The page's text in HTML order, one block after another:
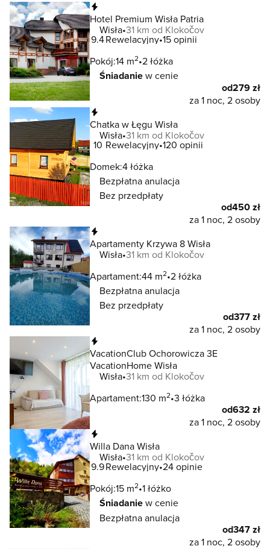
Hotel Premium Wisła Patria
Wisła 31 km od Klokočov
9.4Rewelacyjny 15 opinii
Pokój:14 m2 2 łóżka
Śniadaniew cenie
od279 zł
za 1 noc, 2 osoby
Chatka w Łęgu Wisła
Wisła 31 km od Klokočov
10 Rewelacyjny 120 opinii
Domek:4 łóżka
Bezpłatna anulacja
Bez przedpłaty
od450 zł
za 1 noc, 2 osoby
Apartamenty Krzywa 8 Wisła
Wisła 31 km od Klokočov
Apartament:44 m2 2 łóżka
Bezpłatna anulacja
Bez przedpłaty
od377 zł
za 1 noc, 2 osoby
VacationClub Ochorowicza 3E
VacationHome Wisła
Wisła 31 km od Klokočov
Apartament:130 m2 3 łóżka
od632 zł
za 1 noc, 2 osoby
Willa Dana Wisła
Wisła 31 km od Klokočov
9.9Rewelacyjny 24 opinie
Pokój:15 m2 1 łóżko
Śniadaniew cenie
Bezpłatna anulacja
od347 zł
za 1 noc, 2 osoby